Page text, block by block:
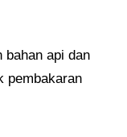
bahan api dan
pembakaran